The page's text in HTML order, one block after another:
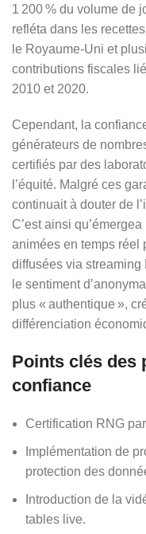
1 200 % du volume de
refléta dans les
le Royaume‑Uni et
contributions fiscales
2010 et 2020.
Cependant, la
générateurs de
certifiés par des
l’équité. Malgré ces
continuait à douter de
C’est ainsi
animées en temps réel
diffusées via streaming
le sentiment
plus « authentique »,
différenciation
Points clés des
confiance
Certification RNG
Implémentation de
protection des
Introduction de la
tables live.